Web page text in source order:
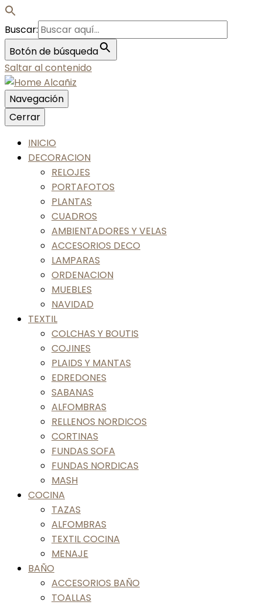
Buscar:
Botón de búsqueda
Saltar al contenido
Home Alcañiz
Nos gusta tu casa, nos gustas tú
Navegación
Cerrar
INICIO
DECORACION
RELOJES
PORTAFOTOS
PLANTAS
CUADROS
AMBIENTADORES Y VELAS
ACCESORIOS DECO
LAMPARAS
ORDENACION
MUEBLES
NAVIDAD
TEXTIL
COLCHAS Y BOUTIS
COJINES
PLAIDS Y MANTAS
EDREDONES
SABANAS
ALFOMBRAS
RELLENOS NORDICOS
CORTINAS
FUNDAS SOFA
FUNDAS NORDICAS
MASH
COCINA
TAZAS
ALFOMBRAS
TEXTIL COCINA
MENAJE
BAÑO
ACCESORIOS BAÑO
TOALLAS